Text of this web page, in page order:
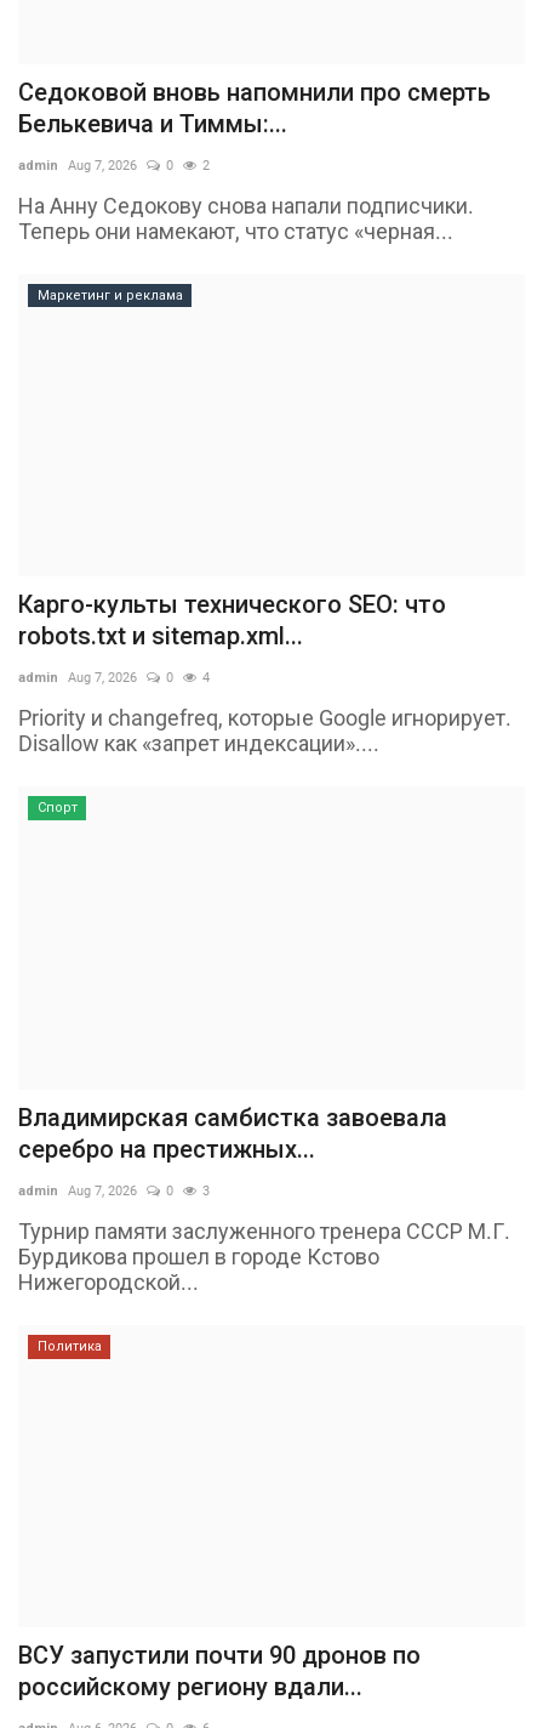
Седоковой вновь напомнили про смерть
Белькевича и Тиммы:...
admin Aug 7, 2026 0 2
На Анну Седокову снова напали подписчики.
Теперь они намекают, что статус «черная...
Маркетинг и реклама
Карго-культы технического SEO: что
robots.txt и sitemap.xml...
admin Aug 7, 2026 0 4
Priority и changefreq, которые Google игнорирует.
Disallow как «запрет индексации»....
Спорт
Владимирская самбистка завоевала
серебро на престижных...
admin Aug 7, 2026 0 3
Турнир памяти заслуженного тренера СССР М.Г.
Бурдикова прошел в городе Кстово
Нижегородской...
Политика
ВСУ запустили почти 90 дронов по
российскому региону вдали...